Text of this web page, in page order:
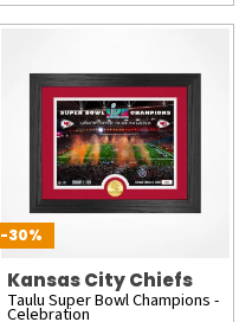
-30%
Kansas City Chiefs
Taulu Super Bowl Champions -
Celebration